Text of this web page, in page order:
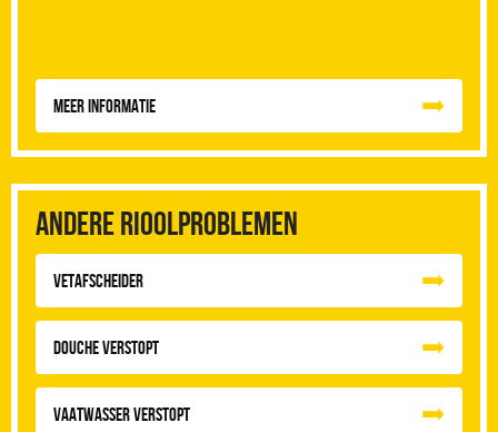
Meer informatie
Andere rioolproblemen
vetafscheider
Douche Verstopt
Vaatwasser Verstopt